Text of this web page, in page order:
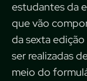
estudantes da
que vão
da sexta
ser realizadas
meio do